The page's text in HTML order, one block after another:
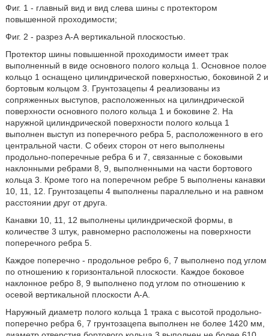
Фиг. 1 - главный вид и вид слева шины с протектором
повышенной проходимости;
Фиг. 2 - разрез А-А вертикальной плоскостью.
Протектор шины повышенной проходимости имеет трак
выполненный в виде основного полого кольца 1. Основное полое
кольцо 1 оснащено цилиндрической поверхностью, боковиной 2 и
бортовым кольцом 3. Грунтозацепы 4 реализованы из
сопряженных выступов, расположенных на цилиндрической
поверхности основного полого кольца 1 и боковине 2. На
наружной цилиндрической поверхности полого кольца 1
выполнен выступ из поперечного ребра 5, расположенного в его
центральной части. С обеих сторон от него выполнены
продольно-поперечные ребра 6 и 7, связанные с боковыми
наклонными ребрами 8, 9, выполненными на части бортового
кольца 3. Кроме того на поперечном ребре 5 выполнены канавки
10, 11, 12. Грунтозацепы 4 выполнены параллельно и на равном
расстоянии друг от друга.
Канавки 10, 11, 12 выполнены цилиндрической формы, в
количестве 3 штук, равномерно расположены на поверхности
поперечного ребра 5.
Каждое поперечно - продольное ребро 6, 7 выполнено под углом
по отношению к горизонтальной плоскости. Каждое боковое
наклонное ребро 8, 9 выполнено под углом по отношению к
осевой вертикальной плоскости А-А.
Наружный диаметр полого кольца 1 трака с высотой продольно-
поперечно ребра 6, 7 грунтозацепа выполнен не более 1420 мм,